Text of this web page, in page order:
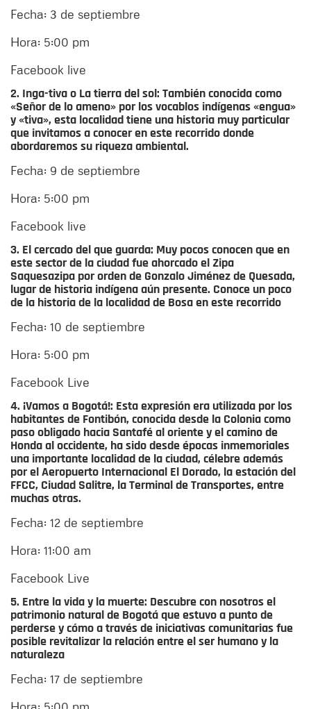
Fecha: 3 de septiembre
Hora: 5:00 pm
Facebook live
2. Inga-tiva o La tierra del sol: También conocida como
«Señor de lo ameno» por los vocablos indígenas «engua»
y «tiva», esta localidad tiene una historia muy particular
que invitamos a conocer en este recorrido donde
abordaremos su riqueza ambiental.
Fecha: 9 de septiembre
Hora: 5:00 pm
Facebook live
3. El cercado del que guarda: Muy pocos conocen que en
este sector de la ciudad fue ahorcado el Zipa
Saquesazipa por orden de Gonzalo Jiménez de Quesada,
lugar de historia indígena aún presente. Conoce un poco
de la historia de la localidad de Bosa en este recorrido
Fecha: 10 de septiembre
Hora: 5:00 pm
Facebook Live
4. ¡Vamos a Bogotá!: Esta expresión era utilizada por los
habitantes de Fontibón, conocida desde la Colonia como
paso obligado hacia Santafé al oriente y el camino de
Honda al occidente, ha sido desde épocas inmemoriales
una importante localidad de la ciudad, célebre además
por el Aeropuerto Internacional El Dorado, la estación del
FFCC, Ciudad Salitre, la Terminal de Transportes, entre
muchas otras.
Fecha: 12 de septiembre
Hora: 11:00 am
Facebook Live
5. Entre la vida y la muerte: Descubre con nosotros el
patrimonio natural de Bogotá que estuvo a punto de
perderse y cómo a través de iniciativas comunitarias fue
posible revitalizar la relación entre el ser humano y la
naturaleza
Fecha: 17 de septiembre
Hora: 5:00 pm